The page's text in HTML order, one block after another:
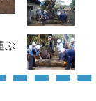
ぶ